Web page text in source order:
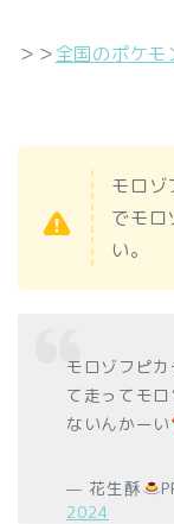
＞＞全国のポケモ
モロゾ
でモロ
い。
モロゾフピ
て走ってモ
ないんかーい
— 花生酥
2024